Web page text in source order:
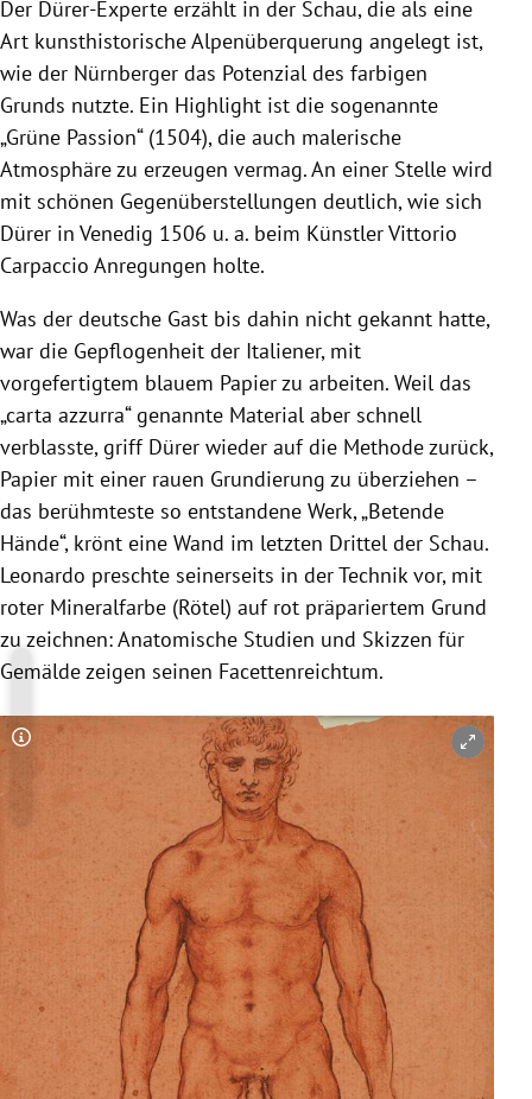
Der Dürer-Experte erzählt in der Schau, die als eine
Art kunsthistorische Alpenüberquerung angelegt ist,
wie der Nürnberger das Potenzial des farbigen
Grunds nutzte. Ein Highlight ist die sogenannte
„Grüne Passion“ (1504), die auch malerische
Atmosphäre zu erzeugen vermag. An einer Stelle wird
mit schönen Gegenüberstellungen deutlich, wie sich
Dürer in Venedig 1506 u. a. beim Künstler Vittorio
Carpaccio Anregungen holte.
Was der deutsche Gast bis dahin nicht gekannt hatte,
war die Gepflogenheit der Italiener, mit
vorgefertigtem blauem Papier zu arbeiten. Weil das
„carta azzurra“ genannte Material aber schnell
verblasste, griff Dürer wieder auf die Methode zurück,
Papier mit einer rauen Grundierung zu überziehen –
das berühmteste so entstandene Werk, „Betende
Hände“, krönt eine Wand im letzten Drittel der Schau.
Leonardo preschte seinerseits in der Technik vor, mit
roter Mineralfarbe (Rötel) auf rot präpariertem Grund
zu zeichnen: Anatomische Studien und Skizzen für
Gemälde zeigen seinen Facettenreichtum.
Copyright-Hinweis öffnen/schließen